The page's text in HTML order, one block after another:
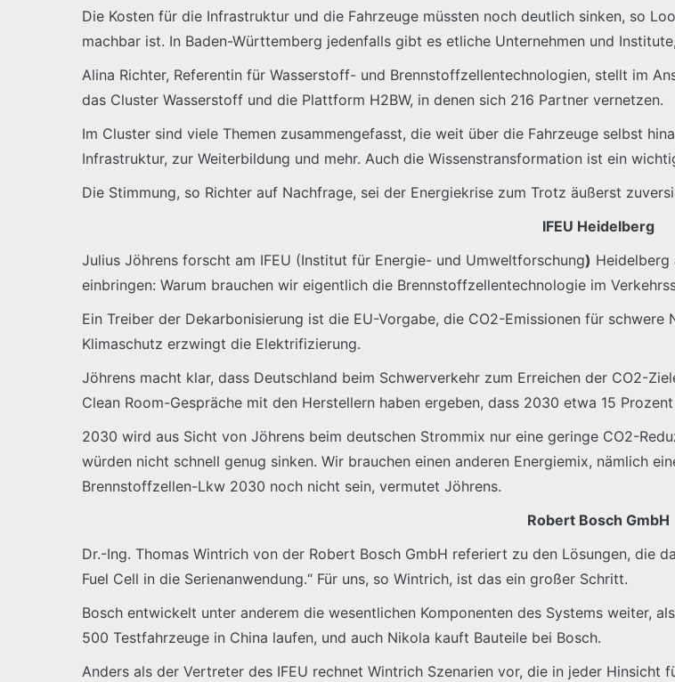
Die Kosten für die Infrastruktur und die Fahrzeuge müssten noch deutlich sinken, so
machbar ist. In Baden-Württemberg jedenfalls gibt es etliche Unternehmen und
Alina Richter, Referentin für Wasserstoff- und Brennstoffzellentechnologien, stellt im
das Cluster Wasserstoff und die Plattform H2BW, in denen sich 216 Partner vernetzen.
Im Cluster sind viele Themen zusammengefasst, die weit über die Fahrzeuge selbst
Infrastruktur, zur Weiterbildung und mehr. Auch die Wissenstransformation ist ein
Die Stimmung, so Richter auf Nachfrage, sei der Energiekrise zum Trotz äußerst
IFEU Heidelberg
Julius Jöhrens forscht am IFEU (Institut für Energie- und Umweltforschung) Heidelberg
einbringen: Warum brauchen wir eigentlich die Brennstoffzellentechnologie im
Ein Treiber der Dekarbonisierung ist die EU-Vorgabe, die CO2-Emissionen für
Klimaschutz erzwingt die Elektrifizierung.
Jöhrens macht klar, dass Deutschland beim Schwerverkehr zum Erreichen der CO2-
Clean Room-Gespräche mit den Herstellern haben ergeben, dass 2030 etwa 15
2030 wird aus Sicht von Jöhrens beim deutschen Strommix nur eine geringe CO2-
würden nicht schnell genug sinken. Wir brauchen einen anderen Energiemix, nämlich
Brennstoffzellen-Lkw 2030 noch nicht sein, vermutet Jöhrens.
Robert Bosch GmbH
Dr.-Ing. Thomas Wintrich von der Robert Bosch GmbH referiert zu den Lösungen, die
Fuel Cell in die Serienanwendung.“ Für uns, so Wintrich, ist das ein großer Schritt.
Bosch entwickelt unter anderem die wesentlichen Komponenten des Systems weiter,
500 Testfahrzeuge in China laufen, und auch Nikola kauft Bauteile bei Bosch.
Anders als der Vertreter des IFEU rechnet Wintrich Szenarien vor, die in jeder